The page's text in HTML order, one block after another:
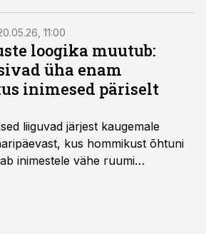
suurest tööturu-uuringust, milles
ja tööotsija. Vähem kui
ei otsi ise aktiivselt tööd
avatud.
11:00
loogika muutub:
üha enam
inimesed päriselt
liiguvad järjest kaugemale
kus hommikust õhtuni
inimestele vähe ruumi